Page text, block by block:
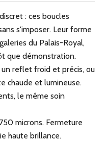
: ces boucles
s'imposer. Leur forme
du Palais-Royal,
que démonstration.
reflet froid et précis, ou
chaude et lumineuse.
le même soin
microns. Fermeture
haute brillance.